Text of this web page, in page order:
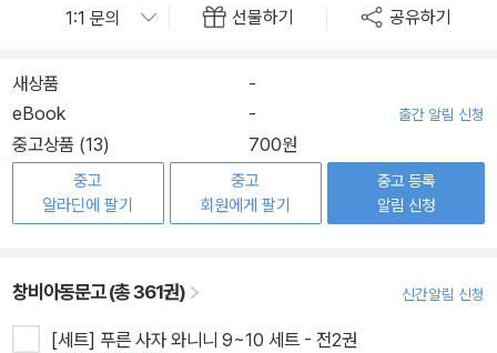
선물하기 공유하기
새상품
-
eBook
- 출간 알림 신청
중고상품 (13) 700원
중고
알라딘에 팔기
중고
회원에게 팔기
중고 등록
알림 신청
창비아동문고 (총 361권) 신간알림 신청
[세트] 푸른 사자 와니니 9~10 세트 - 전2권